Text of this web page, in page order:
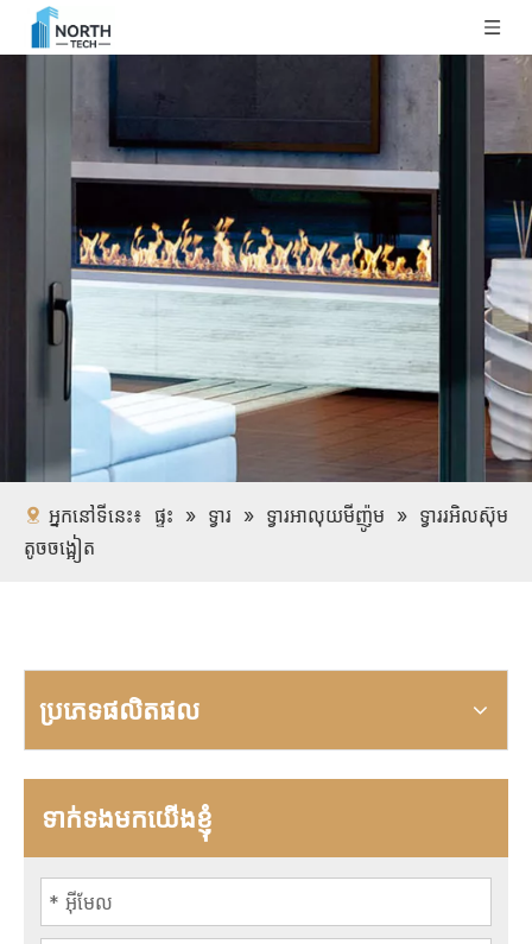
អ្នកនៅទីនេះ៖ ផ្ទះ » ទ្វារ » ទ្វារអាលុយមីញ៉ូម » ទ្វាររអិលស៊ុម
តូចចង្អៀត
ប្រភេទផលិតផល
ទាក់ទងមកយើងខ្ញុំ